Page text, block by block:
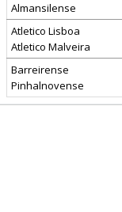
Almansilense
Atletico Lisboa
Atletico Malveira
Barreirense
Pinhalnovense